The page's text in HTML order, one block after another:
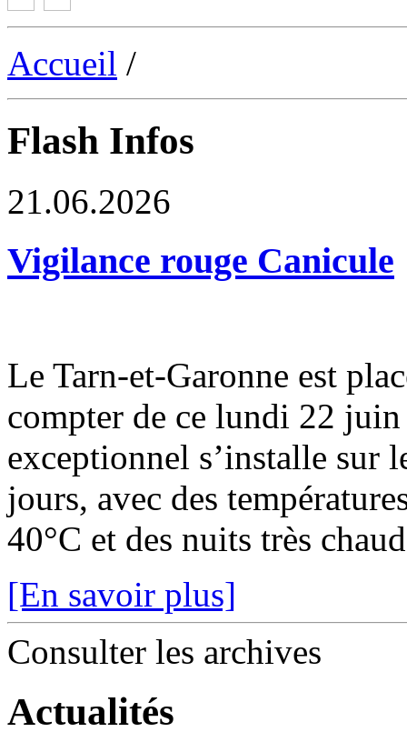
Accueil /
Flash Infos
21.06.2026
Vigilance rouge Canicule
Le Tarn-et-Garonne est
compter de ce lundi 22
exceptionnel s’installe sur
jours, avec des
40°C et des nuits très
[En savoir plus]
Consulter les archives
Actualités